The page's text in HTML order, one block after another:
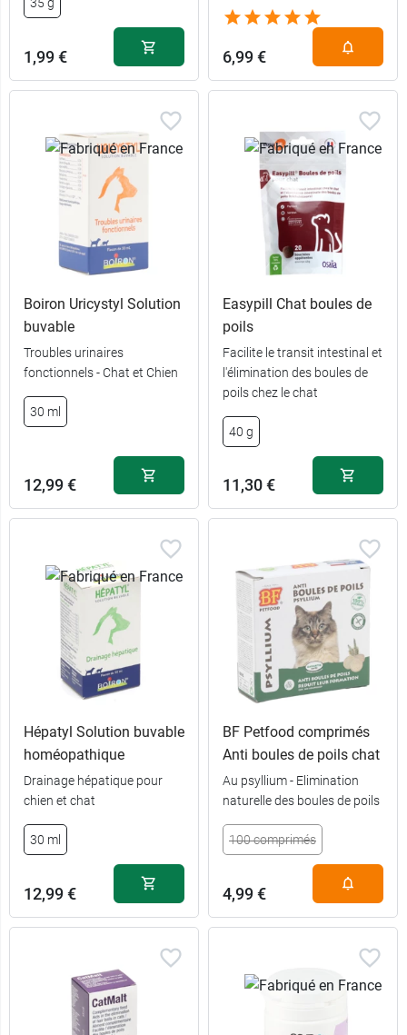
35 g
1,99 € 6,99 €
Boiron Uricystyl Solution
buvable
Troubles urinaires
fonctionnels - Chat et Chien
30 ml
12,99 €
Easypill Chat boules de
poils
Facilite le transit intestinal et
l'élimination des boules de
poils chez le chat
40 g
11,30 €
Hépatyl Solution buvable
homéopathique
Drainage hépatique pour
chien et chat
30 ml
12,99 €
BF Petfood comprimés
Anti boules de poils chat
Au psyllium - Elimination
naturelle des boules de poils
100 comprimés
4,99 €